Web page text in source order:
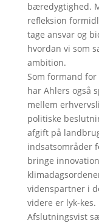
bæredygtighed.
refleksion
tage ansvar og
hvordan vi som
ambition.
Som formand for
har Ahlers også
mellem
politiske
afgift på
indsatsområder
bringe
videnspartner i
videre er lyk-kes.
Afslutningsvist